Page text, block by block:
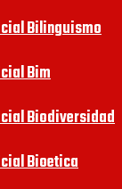
Bilinguismo
Bim
Biodiversidad
Bioetica